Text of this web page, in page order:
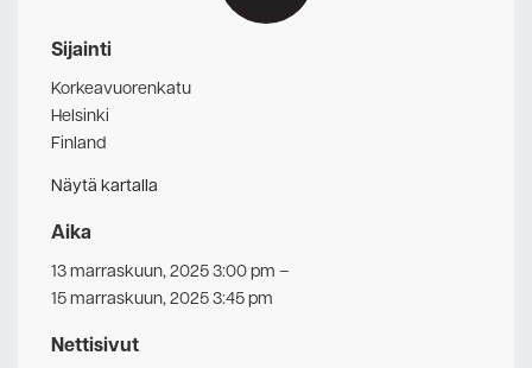
Sijainti
Korkeavuorenkatu
Helsinki
Finland
Näytä kartalla
Aika
13 marraskuun, 2025 3:00 pm –
15 marraskuun, 2025 3:45 pm
Nettisivut